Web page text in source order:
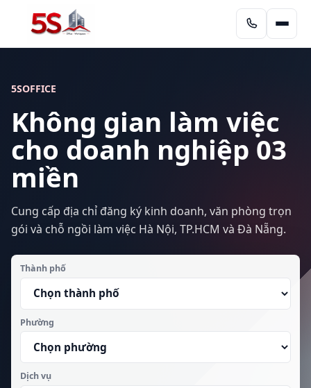
5SOFFICE
Không gian làm việc
cho doanh nghiệp 03
miền
Cung cấp địa chỉ đăng ký kinh doanh, văn phòng trọn
gói và chỗ ngồi làm việc Hà Nội, TP.HCM và Đà Nẵng.
Thành phố
Phường
Dịch vụ